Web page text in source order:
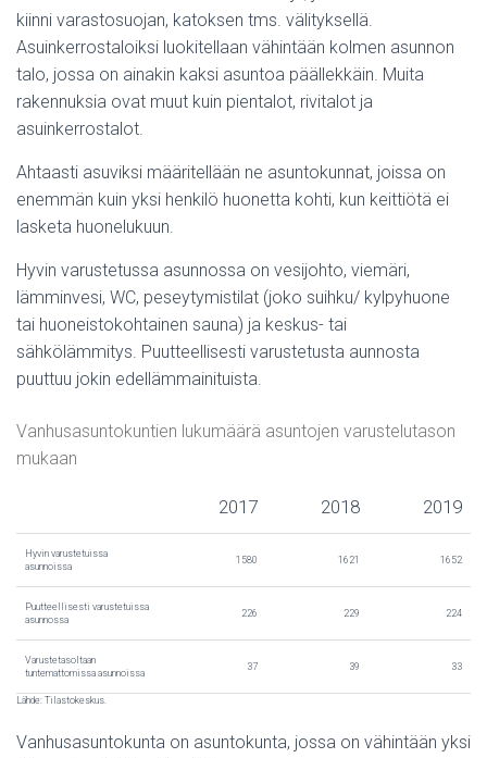
kiinni varastosuojan, katoksen tms. välityksellä.
Asuinkerrostaloiksi luokitellaan vähintään kolmen asunnon
talo, jossa on ainakin kaksi asuntoa päällekkäin. Muita
rakennuksia ovat muut kuin pientalot, rivitalot ja
asuinkerrostalot.
Ahtaasti asuviksi määritellään ne asuntokunnat, joissa on
enemmän kuin yksi henkilö huonetta kohti, kun keittiötä ei
lasketa huonelukuun.
Hyvin varustetussa asunnossa on vesijohto, viemäri,
lämminvesi, WC, peseytymistilat (joko suihku/ kylpyhuone
tai huoneistokohtainen sauna) ja keskus- tai
sähkölämmitys. Puutteellisesti varustetusta aunnosta
puuttuu jokin edellämmainituista.
Vanhusasuntokuntien lukumäärä asuntojen varustelutason
mukaan
2017 2018 2019
Hyvin varustetuissa
asunnoissa
1580 1621 1652
Puutteellisesti varustetuissa
asunnossa
226 229 224
Varustetasoltaan
tuntemattomissa asunnoissa
37 39 33
Lähde: Tilastokeskus.
Vanhusasuntokunta on asuntokunta, jossa on vähintään yksi